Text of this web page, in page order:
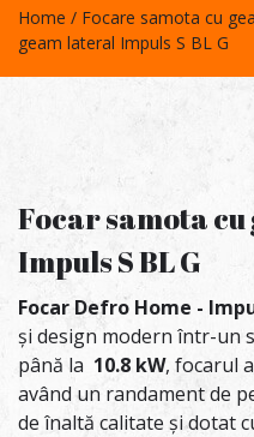
Home Focare samota cu
geam lateral Impuls S BL G
Focar samota
Impuls S BL G
Focar Defro Home -
și design modern într-un
până la 10.8 kW, focarul
având un randament de
de înaltă calitate și dotat